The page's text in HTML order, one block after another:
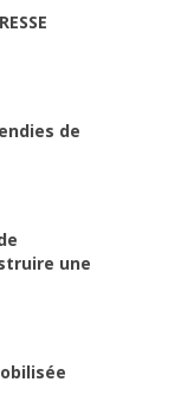
de
une